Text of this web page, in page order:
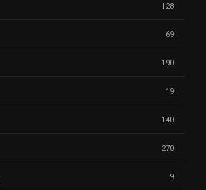
128
69
190
19
140
270
9